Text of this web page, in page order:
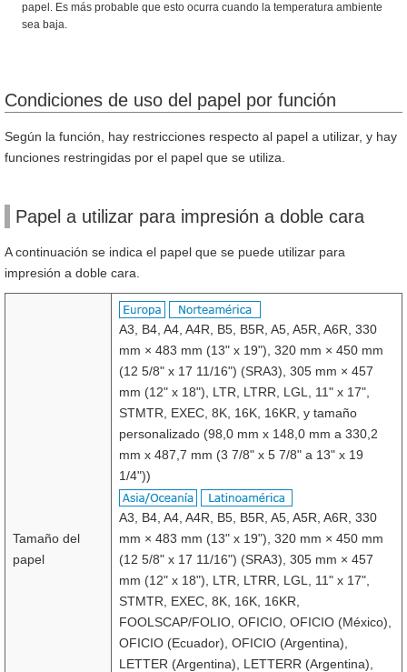
papel. Es más probable que esto ocurra cuando la temperatura ambiente
sea baja.
Condiciones de uso del papel por función
Según la función, hay restricciones respecto al papel a utilizar, y hay
funciones restringidas por el papel que se utiliza.
Papel a utilizar para impresión a doble cara
A continuación se indica el papel que se puede utilizar para
impresión a doble cara.
Tamaño del
papel
A3, B4, A4, A4R, B5, B5R, A5, A5R, A6R, 330
mm × 483 mm (13" x 19"), 320 mm × 450 mm
(12 5/8" x 17 11/16") (SRA3), 305 mm × 457
mm (12" x 18"), LTR, LTRR, LGL, 11" x 17",
STMTR, EXEC, 8K, 16K, 16KR, y tamaño
personalizado (98,0 mm x 148,0 mm a 330,2
mm x 487,7 mm (3 7/8" x 5 7/8" a 13" x 19
1/4"))
A3, B4, A4, A4R, B5, B5R, A5, A5R, A6R, 330
mm × 483 mm (13" x 19"), 320 mm × 450 mm
(12 5/8" x 17 11/16") (SRA3), 305 mm × 457
mm (12" x 18"), LTR, LTRR, LGL, 11" x 17",
STMTR, EXEC, 8K, 16K, 16KR,
FOOLSCAP/FOLIO, OFICIO, OFICIO (México),
OFICIO (Ecuador), OFICIO (Argentina),
LETTER (Argentina), LETTERR (Argentina),